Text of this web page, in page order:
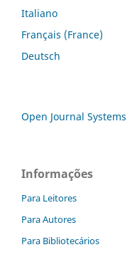
Italiano
Français (France)
Deutsch
Open Journal Systems
Informações
Para Leitores
Para Autores
Para Bibliotecários